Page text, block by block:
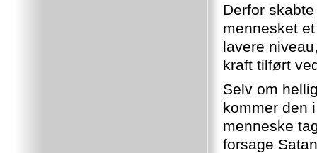
Derfor
mennesket
lavere
kraft tilført
Selv om
kommer den
menneske
forsage